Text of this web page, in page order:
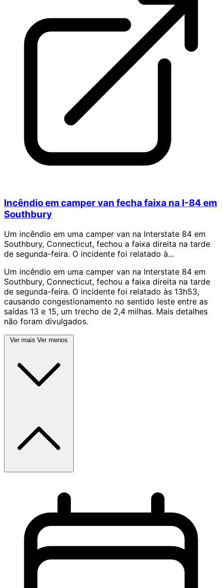
Incêndio em camper van fecha faixa na I-84 em
Southbury
Um incêndio em uma camper van na Interstate 84 em
Southbury, Connecticut, fechou a faixa direita na tarde
de segunda-feira. O incidente foi relatado à...
Um incêndio em uma camper van na Interstate 84 em
Southbury, Connecticut, fechou a faixa direita na tarde
de segunda-feira. O incidente foi relatado às 13h53,
causando congestionamento no sentido leste entre as
saídas 13 e 15, um trecho de 2,4 milhas. Mais detalhes
não foram divulgados.
Ver mais Ver menos